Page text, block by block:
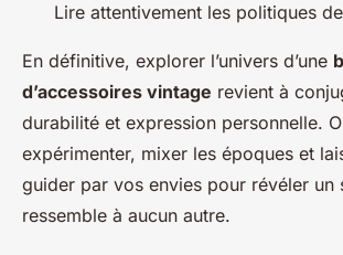
Lire attentivement les politiques
En définitive, explorer l’univers d’une
d’accessoires vintage revient à
durabilité et expression personnelle.
expérimenter, mixer les époques et
guider par vos envies pour révéler un
ressemble à aucun autre.